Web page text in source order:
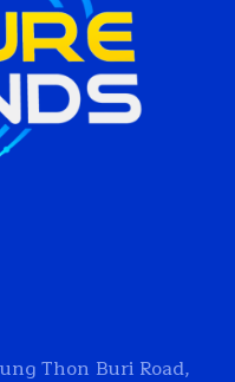
Thon Buri Road,